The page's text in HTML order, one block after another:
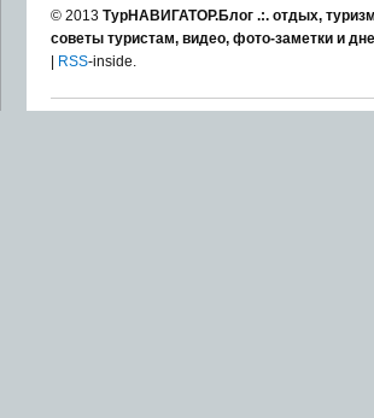
© 2013 ТурНАВИГАТОР.Блог .:. отдых,
советы туристам, видео, фото-заметки и
| RSS-inside.